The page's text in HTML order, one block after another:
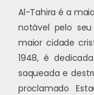
Al-Tahira é a
notável pelo
maior cidade
1948, é
saqueada e
proclamado